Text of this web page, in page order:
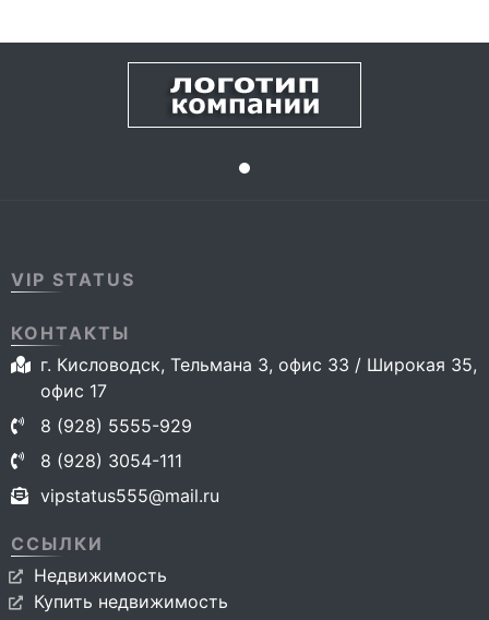
VIP STATUS
КОНТАКТЫ
г. Кисловодск, Тельмана 3, офис 33 / Широкая 35,
офис 17
8 (928) 5555-929
8 (928) 3054-111
vipstatus555@mail.ru
ССЫЛКИ
Недвижимость
Купить недвижимость